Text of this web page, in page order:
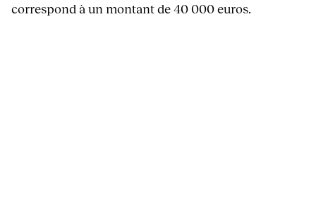
correspond à un montant de 40 000 euros.